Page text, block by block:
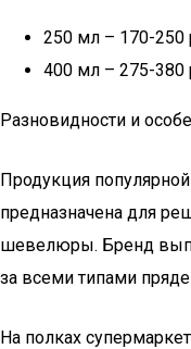
250 мл – 170-250
400 мл – 275-380
Разновидности и
Продукция
предназначена для
шевелюры. Бренд
за всеми типами
На полках